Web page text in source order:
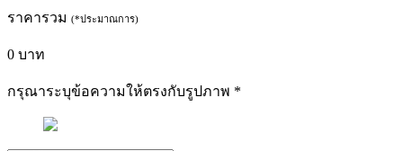
ราคารวม (*ประมาณการ)
0 บาท
กรุณาระบุข้อความให้ตรงกับรูปภาพ *